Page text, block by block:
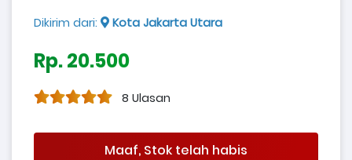
Dikirim dari: Kota Jakarta Utara
Rp. 20.500
8 Ulasan
Maaf, Stok telah habis